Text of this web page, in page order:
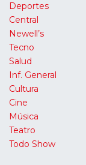
Deportes
Central
Newell’s
Tecno
Salud
Inf. General
Cultura
Cine
Música
Teatro
Todo Show